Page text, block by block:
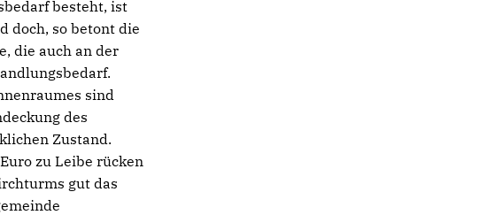
besteht, ist
doch, so betont die
die auch an der
sind
des
Zustand.
zu Leibe rücken
gut das